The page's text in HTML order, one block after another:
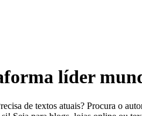
líder
de textos atuais? Procura o